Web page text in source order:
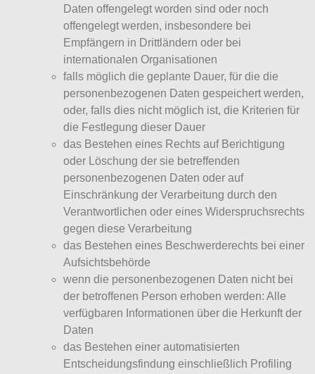
Daten offengelegt worden sind oder noch
offengelegt werden, insbesondere bei
Empfängern in Drittländern oder bei
internationalen Organisationen
falls möglich die geplante Dauer, für die die
personenbezogenen Daten gespeichert werden,
oder, falls dies nicht möglich ist, die Kriterien für
die Festlegung dieser Dauer
das Bestehen eines Rechts auf Berichtigung
oder Löschung der sie betreffenden
personenbezogenen Daten oder auf
Einschränkung der Verarbeitung durch den
Verantwortlichen oder eines Widerspruchsrechts
gegen diese Verarbeitung
das Bestehen eines Beschwerderechts bei einer
Aufsichtsbehörde
wenn die personenbezogenen Daten nicht bei
der betroffenen Person erhoben werden: Alle
verfügbaren Informationen über die Herkunft der
Daten
das Bestehen einer automatisierten
Entscheidungsfindung einschließlich Profiling